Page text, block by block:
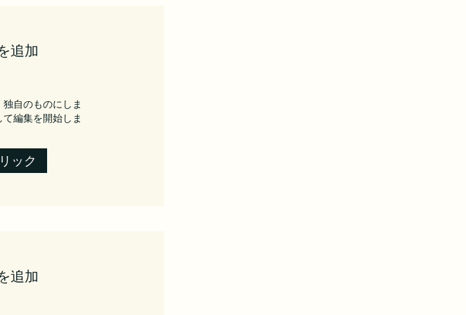
追加
自のものにしま
編集を開始しま
ック
追加